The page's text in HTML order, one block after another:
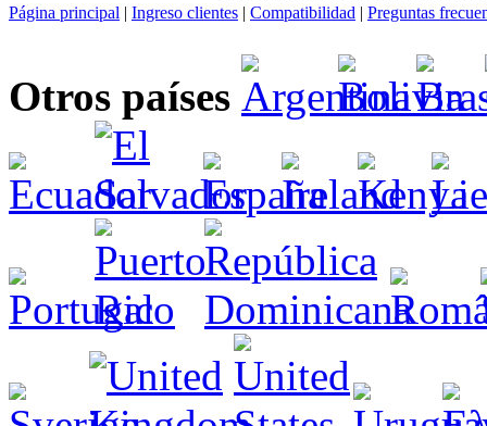
Página principal | Ingreso clientes | Compatibilidad | Preguntas
Otros países